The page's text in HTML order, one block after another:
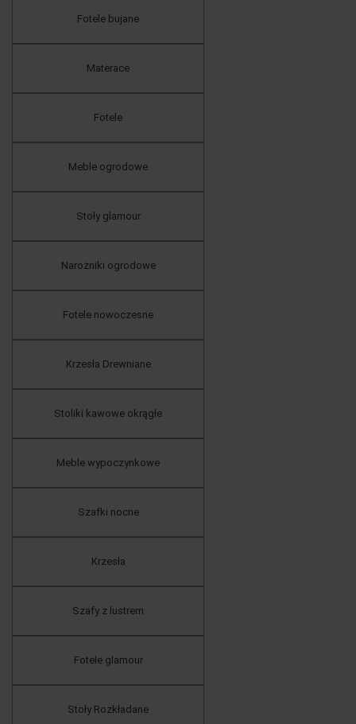
Fotele bujane
Materace
Fotele
Meble ogrodowe
Stoły glamour
Narożniki ogrodowe
Fotele nowoczesne
Krzesła Drewniane
Stoliki kawowe okrągłe
Meble wypoczynkowe
Szafki nocne
Krzesła
Szafy z lustrem
Fotele glamour
Stoły Rozkładane